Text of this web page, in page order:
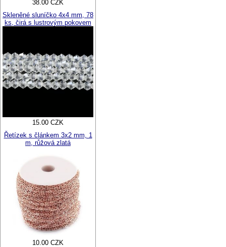
38.00 CZK
Skleněné sluníčko 4x4 mm, 78
ks, čirá s lustrovým pokovem
15.00 CZK
Řetízek s článkem 3x2 mm, 1
m, růžová zlatá
10.00 CZK